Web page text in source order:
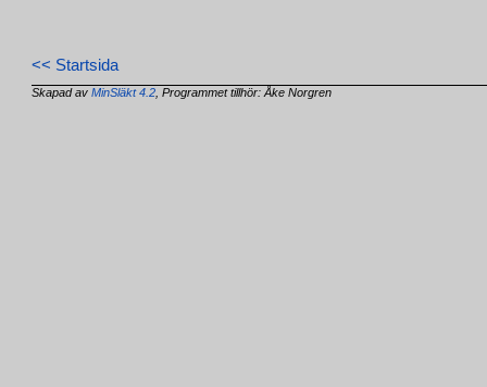
<< Startsida
Skapad avMinSläkt 4.2 , Programmet tillhör: Åke Norgren